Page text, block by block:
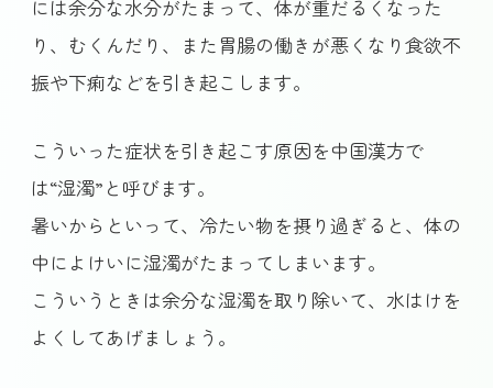
には余分な水分がたまって、体が重だるくなった
り、むくんだり、また胃腸の働きが悪くなり食欲不
振や下痢などを引き起こします。
こういった症状を引き起こす原因を中国漢方で
は“湿濁”と呼びます。
暑いからといって、冷たい物を摂り過ぎると、体の
中によけいに湿濁がたまってしまいます。
こういうときは余分な湿濁を取り除いて、水はけを
よくしてあげましょう。